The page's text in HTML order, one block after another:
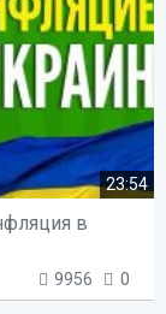
23:54
в
9956 0